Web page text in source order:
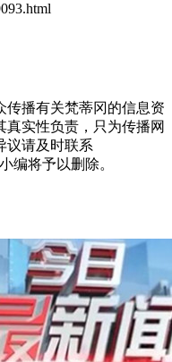
传播有关梵蒂冈的信息资
实性负责，只为传播网
议请及时联系
编将予以删除。